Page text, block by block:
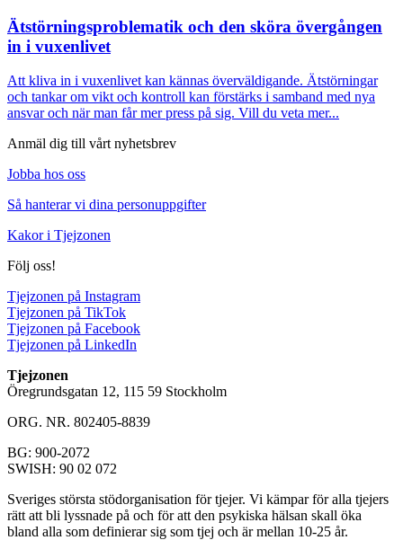
Ätstörningsproblematik och den sköra övergången
in i vuxenlivet
Att kliva in i vuxenlivet kan kännas överväldigande. Ätstörningar
och tankar om vikt och kontroll kan förstärks i samband med nya
ansvar och när man får mer press på sig. Vill du veta mer...
Anmäl dig till vårt nyhetsbrev
Jobba hos oss
Så hanterar vi dina personuppgifter
Kakor i Tjejzonen
Följ oss!
Tjejzonen på Instagram
Tjejzonen på TikTok
Tjejzonen på Facebook
Tjejzonen på LinkedIn
Tjejzonen
Öregrundsgatan 12, 115 59 Stockholm
ORG. NR. 802405-8839
BG: 900-2072
SWISH: 90 02 072
Sveriges största stödorganisation för tjejer. Vi kämpar för alla tjejers
rätt att bli lyssnade på och för att den psykiska hälsan skall öka
bland alla som definierar sig som tjej och är mellan 10-25 år.